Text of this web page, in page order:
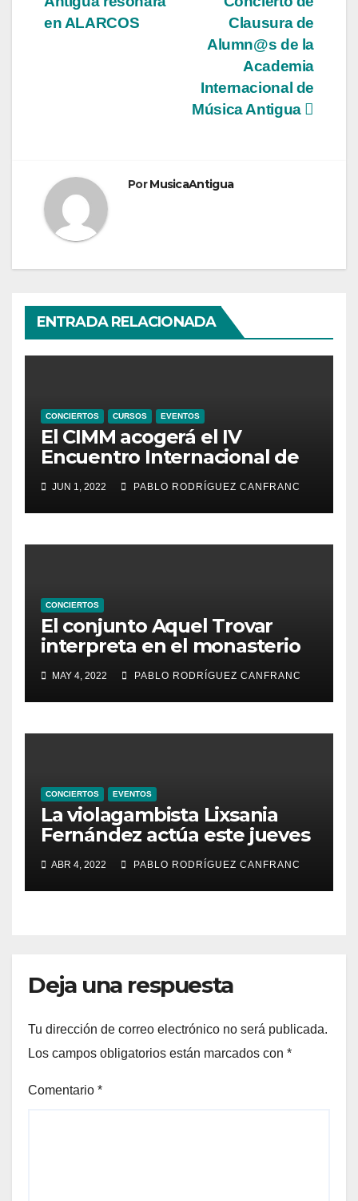
de
Clausura de
Alumn@s de la
Academia
Internacional de
Música Antigua
en ALARCOS
PorMusicaAntigua
ENTRADA RELACIONADA
CONCIERTOS CURSOS EVENTOS
El CIMM acogerá el IV
Encuentro Internacional de
Ministriles
JUN 1, 2022 PABLO RODRÍGUEZ CANFRANC
CONCIERTOS
El conjunto Aquel Trovar
interpreta en el monasterio
de Santa María de la
Valldigna las cantigas de
Alfonso X el Sabio
MAY 4, 2022 PABLO RODRÍGUEZ CANFRANC
CONCIERTOS EVENTOS
La violagambista Lixsania
Fernández actúa este jueves
en el ciclo de música en
directo de Fundación Cañada
Blanch
ABR 4, 2022 PABLO RODRÍGUEZ CANFRANC
Deja una respuesta
Tu dirección de correo electrónico no será publicada.
Los campos obligatorios están marcados con *
Comentario *